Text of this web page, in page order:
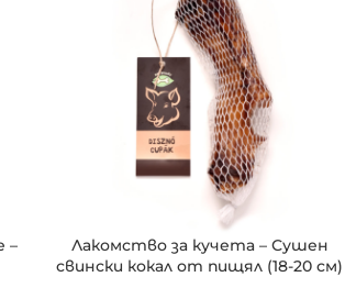
тази розова близалка
–
Лакомство за кучета – Сушен
свински кокал от пищял (18-20 см)